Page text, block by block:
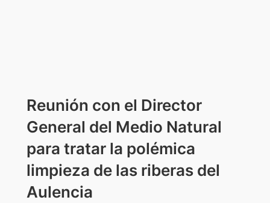
Reunión con el Director
General del Medio Natural
para tratar la polémica
limpieza de las riberas del
Aulencia